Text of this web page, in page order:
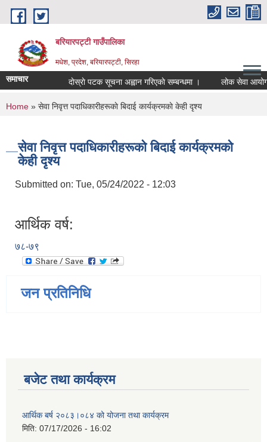
Skip to main content
बरियारपट्टी गाउँपालिका
मधेश, प्रदेश, बरियारपट्टी, सिरहा
समाचार दाेस्राे पटक सूचना अह्वान गरिएकाे सम्बन्धमा । लोक सेवा
You are here
Home » सेवा निवृत्त पदाधिकारीहरूकाे बिदाई कार्यक्रमकाे केही दृश्य
सेवा निवृत्त पदाधिकारीहरूकाे बिदाई कार्यक्रमकाे
केही दृश्य
Submitted on: Tue, 05/24/2022 - 12:03
आर्थिक वर्ष:
७८-७९
जन प्रतिनिधि
बजेट तथा कार्यक्रम
आर्थिक बर्ष २०८३।०८४ को योजना तथा कार्यक्रम
मिति: 07/17/2026 - 16:02